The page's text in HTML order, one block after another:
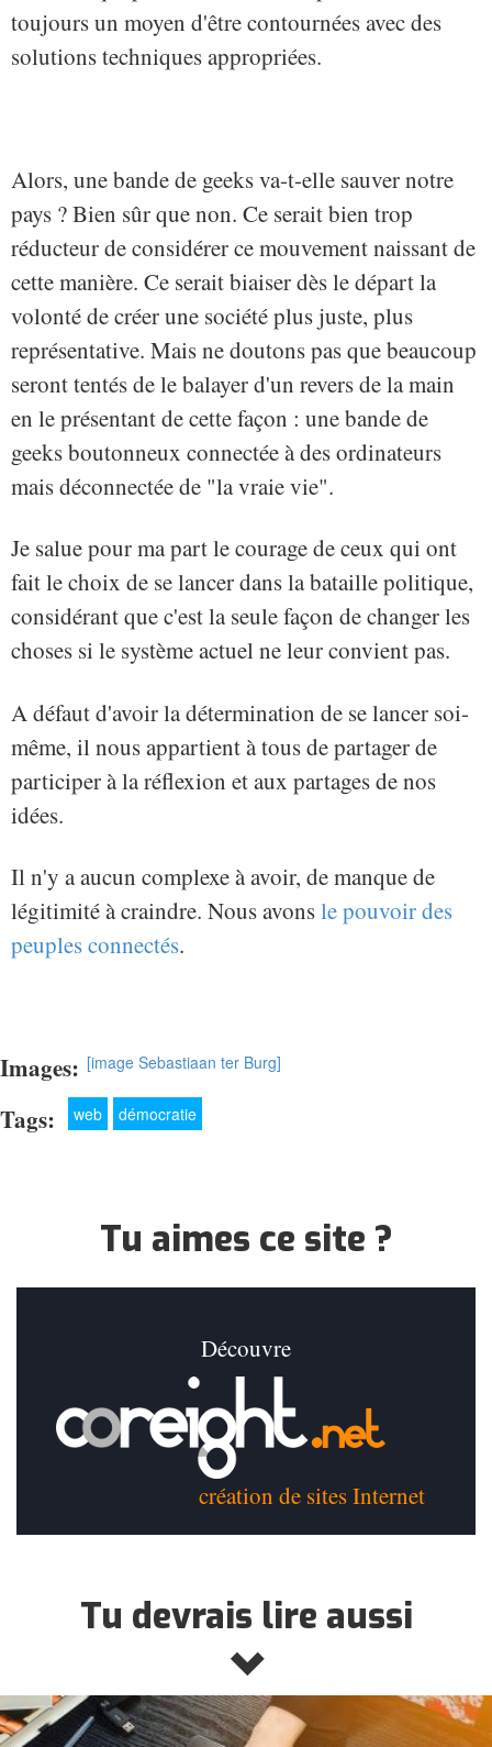
toujours un moyen d'être contournées avec des
solutions techniques appropriées.
Alors, une bande de geeks va-t-elle sauver notre
pays ? Bien sûr que non. Ce serait bien trop
réducteur de considérer ce mouvement naissant de
cette manière. Ce serait biaiser dès le départ la
volonté de créer une société plus juste, plus
représentative. Mais ne doutons pas que beaucoup
seront tentés de le balayer d'un revers de la main
en le présentant de cette façon : une bande de
geeks boutonneux connectée à des ordinateurs
mais déconnectée de "la vraie vie".
Je salue pour ma part le courage de ceux qui ont
fait le choix de se lancer dans la bataille politique,
considérant que c'est la seule façon de changer les
choses si le système actuel ne leur convient pas.
A défaut d'avoir la détermination de se lancer soi-
même, il nous appartient à tous de partager de
participer à la réflexion et aux partages de nos
idées.
Il n'y a aucun complexe à avoir, de manque de
légitimité à craindre. Nous avonsle pouvoir des
peuples connectés.
Images: [image Sebastiaan ter Burg]
Tags: web démocratie
Tu aimes ce site ?
Découvre
création de sites Internet
Tu devrais lire aussi